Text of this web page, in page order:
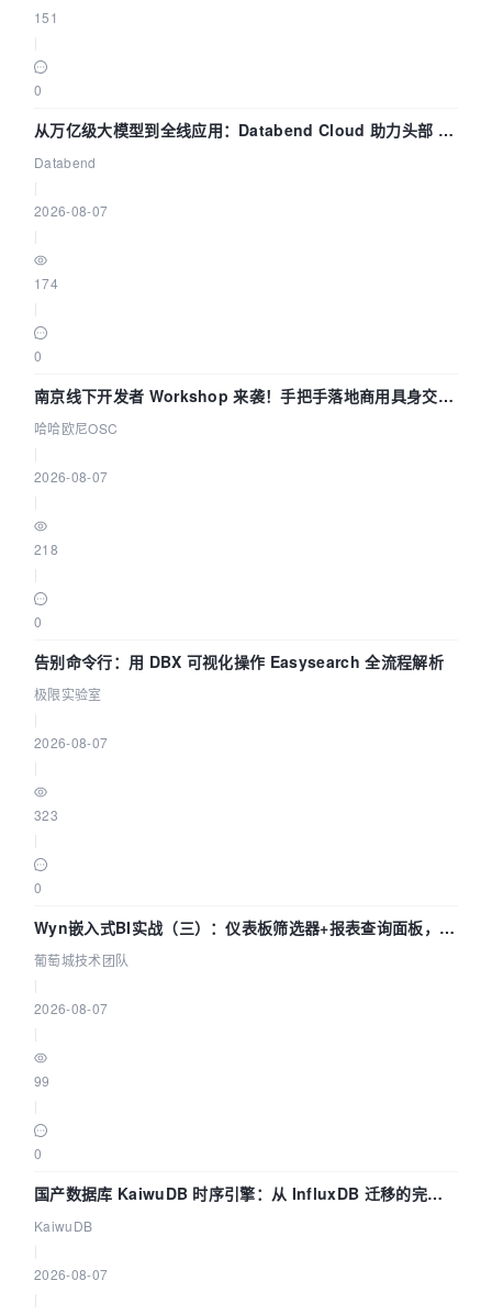
151
0
从万亿级大模型到全线应用：Databend Cloud 助力头部 AI
企业构建全链路 Trace 数据管道
Databend
2026-08-07
174
0
南京线下开发者 Workshop 来袭！手把手落地商用具身交互
智能 Agent 应用
哈哈欧尼OSC
2026-08-07
218
0
告别命令行：用 DBX 可视化操作 Easysearch 全流程解析
极限实验室
2026-08-07
323
0
Wyn嵌入式BI实战（三）：仪表板筛选器+报表查询面板，参
数联动全闭环
葡萄城技术团队
2026-08-07
99
0
国产数据库 KaiwuDB 时序引擎：从 InfluxDB 迁移的完整
技术路径
KaiwuDB
2026-08-07